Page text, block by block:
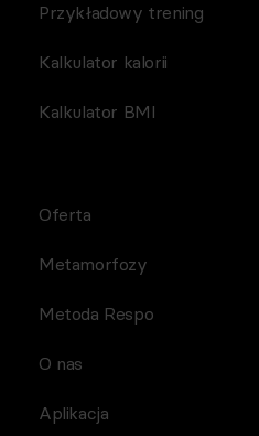
Przykładowy trening
Kalkulator kalorii
Kalkulator BMI
Oferta
Metamorfozy
Metoda Respo
O nas
Aplikacja